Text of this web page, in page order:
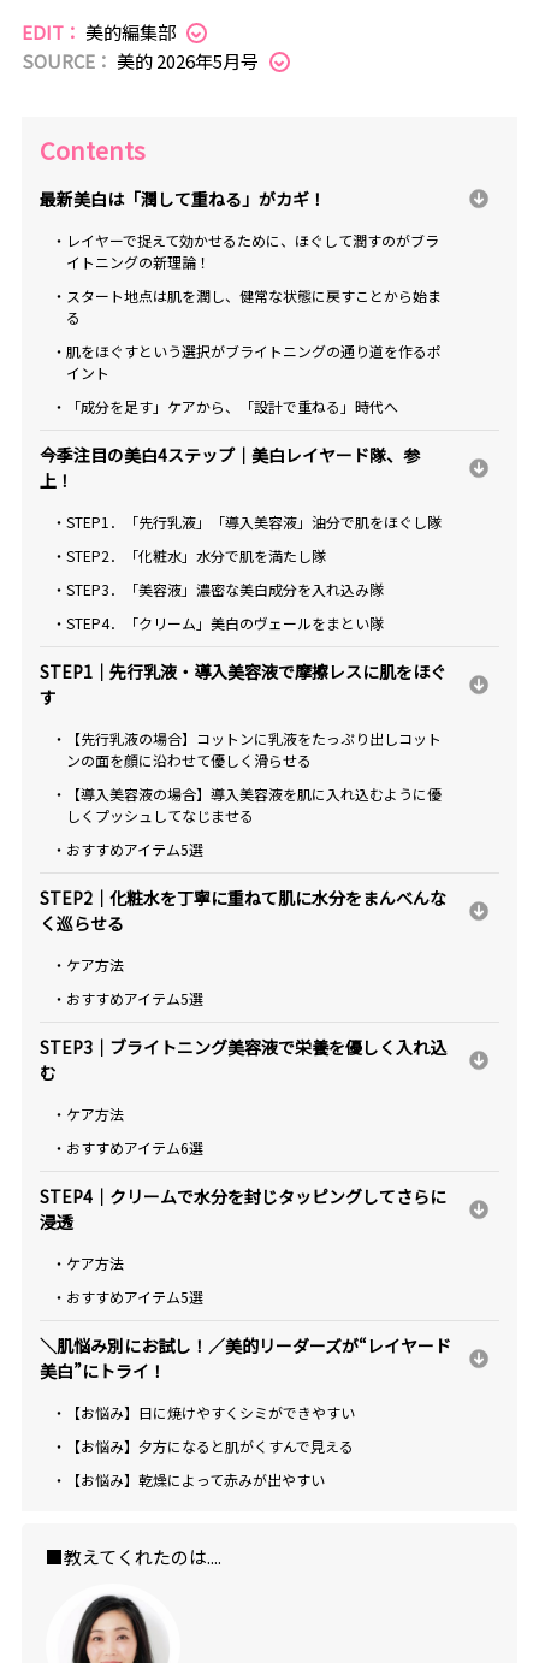
EDIT： 美的編集部
SOURCE： 美的 2026年5月号
Contents
最新美白は「潤して重ねる」がカギ！
・レイヤーで捉えて効かせるために、ほぐして潤すのがブラ
イトニングの新理論！
・スタート地点は肌を潤し、健常な状態に戻すことから始ま
る
・肌をほぐすという選択がブライトニングの通り道を作るポ
イント
・「成分を足す」ケアから、「設計で重ねる」時代へ
今季注目の美白4ステップ｜美白レイヤード隊、参
上！
・STEP1．「先行乳液」「導入美容液」油分で肌をほぐし隊
・STEP2．「化粧水」水分で肌を満たし隊
・STEP3．「美容液」濃密な美白成分を入れ込み隊
・STEP4．「クリーム」美白のヴェールをまとい隊
STEP1｜先行乳液・導入美容液で摩擦レスに肌をほぐ
す
・【先行乳液の場合】コットンに乳液をたっぷり出しコット
ンの面を顔に沿わせて優しく滑らせる
・【導入美容液の場合】導入美容液を肌に入れ込むように優
しくプッシュしてなじませる
・おすすめアイテム5選
STEP2｜化粧水を丁寧に重ねて肌に水分をまんべんな
く巡らせる
・ケア方法
・おすすめアイテム5選
STEP3｜ブライトニング美容液で栄養を優しく入れ込
む
・ケア方法
・おすすめアイテム6選
STEP4｜クリームで水分を封じタッピングしてさらに
浸透
・ケア方法
・おすすめアイテム5選
＼肌悩み別にお試し！／美的リーダーズが“レイヤード
美白”にトライ！
・【お悩み】日に焼けやすくシミができやすい
・【お悩み】夕方になると肌がくすんで見える
・【お悩み】乾燥によって赤みが出やすい
■教えてくれたのは....